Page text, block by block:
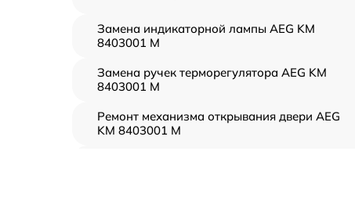
Замена индикаторной лампы AEG KM
8403001 M
Замена ручек терморегулятора AEG KM
8403001 M
Ремонт механизма открывания двери AEG
KM 8403001 M